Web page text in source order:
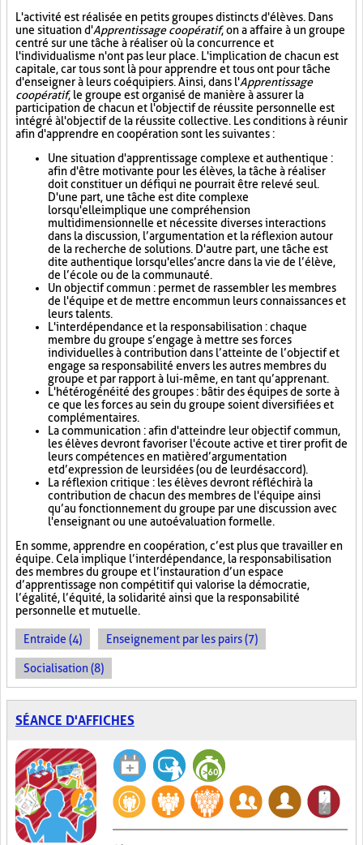
L'activité est réalisée en petits groupes distincts d'élèves. Dans
une situation d'Apprentissage coopératif, on a affaire à un groupe
centré sur une tâche à réaliser où la concurrence et
l'individualisme n'ont pas leur place. L'implication de chacun est
capitale, car tous sont là pour apprendre et tous ont pour tâche
d'enseigner à leurs coéquipiers. Ainsi, dans l'Apprentissage
coopératif, le groupe est organisé de manière à assurer la
participation de chacun et l'objectif de réussite personnelle est
intégré à l'objectif de la réussite collective. Les conditions à réunir
afin d'apprendre en coopération sont les suivantes :
Une situation d'apprentissage complexe et authentique :
afin d'être motivante pour les élèves, la tâche à réaliser
doit constituer un défi qui ne pourrait être relevé seul.
D'une part, une tâche est dite complexe
lorsqu'elle implique une compréhension
multidimensionnelle et nécessite diverses interactions
dans la discussion, l’argumentation et la réflexion autour
de la recherche de solutions. D'autre part, une tâche est
dite authentique lorsqu'elle s’ancre dans la vie de l’élève,
de l’école ou de la communauté.
Un objectif commun : permet de rassembler les membres
de l'équipe et de mettre en commun leurs connaissances et
leurs talents.
L'interdépendance et la responsabilisation : chaque
membre du groupe s’engage à mettre ses forces
individuelles à contribution dans l’atteinte de l’objectif et
engage sa responsabilité envers les autres membres du
groupe et par rapport à lui-même, en tant qu’apprenant.
L'hétérogénéité des groupes : bâtir des équipes de sorte à
ce que les forces au sein du groupe soient diversifiées et
complémentaires.
La communication : afin d'atteindre leur objectif commun,
les élèves devront favoriser l'écoute active et tirer profit de
leurs compétences en matière d’argumentation
et d’expression de leurs idées (ou de leur désaccord).
La réflexion critique : les élèves devront réfléchir à la
contribution de chacun des membres de l'équipe ainsi
qu’au fonctionnement du groupe par une discussion avec
l'enseignant ou une autoévaluation formelle.
En somme, apprendre en coopération, c’est plus que travailler en
équipe. Cela implique l’interdépendance, la responsabilisation
des membres du groupe et l’instauration d’un espace
d’apprentissage non compétitif qui valorise la démocratie,
l’égalité, l’équité, la solidarité ainsi que la responsabilité
personnelle et mutuelle.
Entraide (4) Enseignement par les pairs (7)
Socialisation (8)
SÉANCE D'AFFICHES